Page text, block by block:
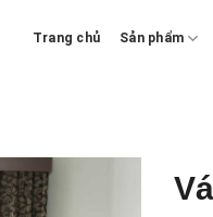
Trang chủ Sản phẩm